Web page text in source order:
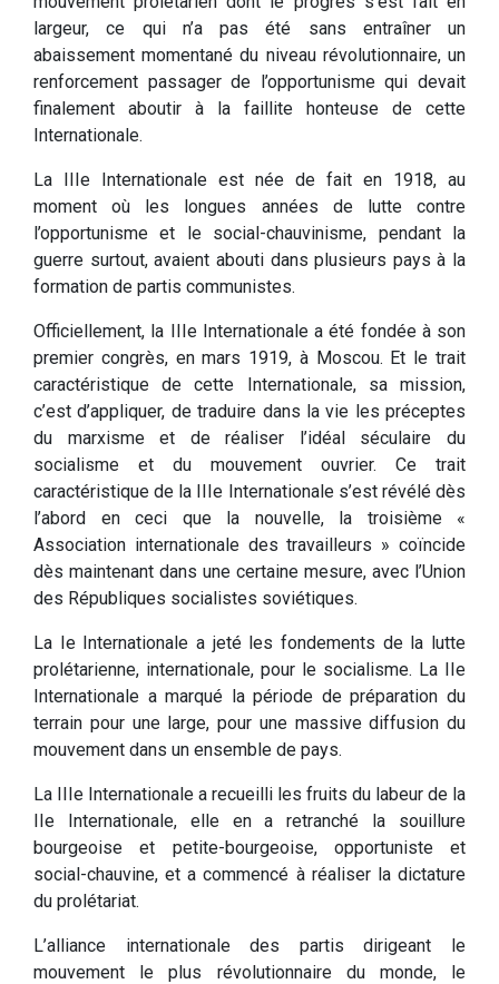
largeur, ce qui n’a pas été sans entraîner un
abaissement momentané du niveau révolutionnaire, un
renforcement passager de l’opportunisme qui devait
finalement aboutir à la faillite honteuse de cette
Internationale.
La IIIe Internationale est née de fait en 1918, au
moment où les longues années de lutte contre
l’opportunisme et le social-chauvinisme, pendant la
guerre surtout, avaient abouti dans plusieurs pays à la
formation de partis communistes.
Officiellement, la IIIe Internationale a été fondée à son
premier congrès, en mars 1919, à Moscou. Et le trait
caractéristique de cette Internationale, sa mission,
c’est d’appliquer, de traduire dans la vie les préceptes
du marxisme et de réaliser l’idéal séculaire du
socialisme et du mouvement ouvrier. Ce trait
caractéristique de la IIIe Internationale s’est révélé dès
l’abord en ceci que la nouvelle, la troisième «
Association internationale des travailleurs » coïncide
dès maintenant dans une certaine mesure, avec l’Union
des Républiques socialistes soviétiques.
La Ie Internationale a jeté les fondements de la lutte
prolétarienne, internationale, pour le socialisme. La IIe
Internationale a marqué la période de préparation du
terrain pour une large, pour une massive diffusion du
mouvement dans un ensemble de pays.
La IIIe Internationale a recueilli les fruits du labeur de la
IIe Internationale, elle en a retranché la souillure
bourgeoise et petite-bourgeoise, opportuniste et
social-chauvine, et a commencé à réaliser la dictature
du prolétariat.
L’alliance internationale des partis dirigeant le
mouvement le plus révolutionnaire du monde, le